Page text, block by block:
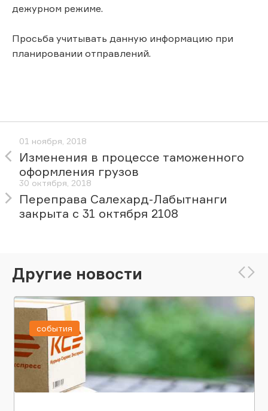
дежурном режиме.
Просьба учитывать данную информацию при
планировании отправлений.
01 ноября, 2018
Изменения в процессе таможенного
оформления грузов
30 октября, 2018
Переправа Салехард-Лабытнанги
закрыта с 31 октября 2108
Другие новости
события